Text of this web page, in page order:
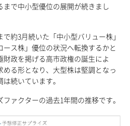
まで中小型優位の展開が続きまし
約3月続いた「中小型バリュー株」
ス株」優位の状況へ転換するかと
財政を掲げる高市政権の誕生によ
める形となり、大型株は堅調となっ
続いています。
ァクターの過去1年間の推移です。